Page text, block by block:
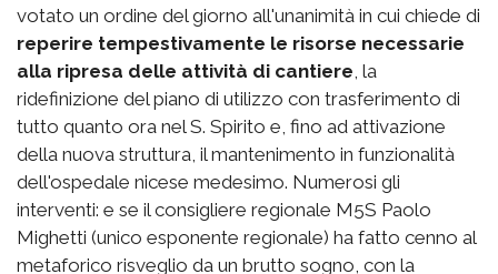
votato un ordine del giorno all'unanimità in cui chiede di
reperire tempestivamente le risorse necessarie
alla ripresa delle attività di cantiere , la
ridefinizione del piano di utilizzo con trasferimento di
tutto quanto ora nel S. Spirito e, fino ad attivazione
della nuova struttura, il mantenimento in funzionalità
dell'ospedale nicese medesimo. Numerosi gli
interventi: e se il consigliere regionale M5S Paolo
Mighetti (unico esponente regionale) ha fatto cenno al
metaforico risveglio da un brutto sogno, con la